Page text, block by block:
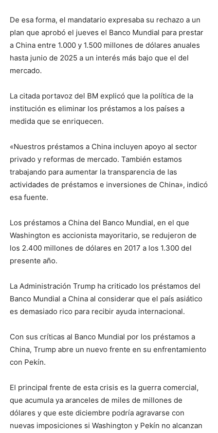
De esa forma, el mandatario expresaba su rechazo a un
plan que aprobó el jueves el Banco Mundial para prestar
a China entre 1.000 y 1.500 millones de dólares anuales
hasta junio de 2025 a un interés más bajo que el del
mercado.
La citada portavoz del BM explicó que la política de la
institución es eliminar los préstamos a los países a
medida que se enriquecen.
«Nuestros préstamos a China incluyen apoyo al sector
privado y reformas de mercado. También estamos
trabajando para aumentar la transparencia de las
actividades de préstamos e inversiones de China», indicó
esa fuente.
Los préstamos a China del Banco Mundial, en el que
Washington es accionista mayoritario, se redujeron de
los 2.400 millones de dólares en 2017 a los 1.300 del
presente año.
La Administración Trump ha criticado los préstamos del
Banco Mundial a China al considerar que el país asiático
es demasiado rico para recibir ayuda internacional.
Con sus críticas al Banco Mundial por los préstamos a
China, Trump abre un nuevo frente en su enfrentamiento
con Pekín.
El principal frente de esta crisis es la guerra comercial,
que acumula ya aranceles de miles de millones de
dólares y que este diciembre podría agravarse con
nuevas imposiciones si Washington y Pekín no alcanzan